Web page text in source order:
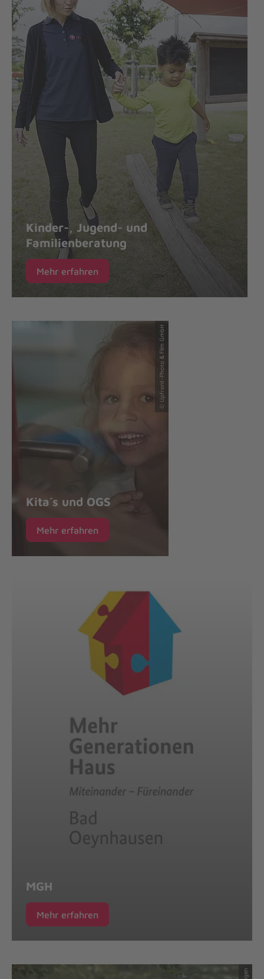
Kinder-, Jugend- und
Familienberatung
Mehr erfahren
© Upfront-Photo & Film GmbH
Kita´s und OGS
Mehr erfahren
MGH
Mehr erfahren